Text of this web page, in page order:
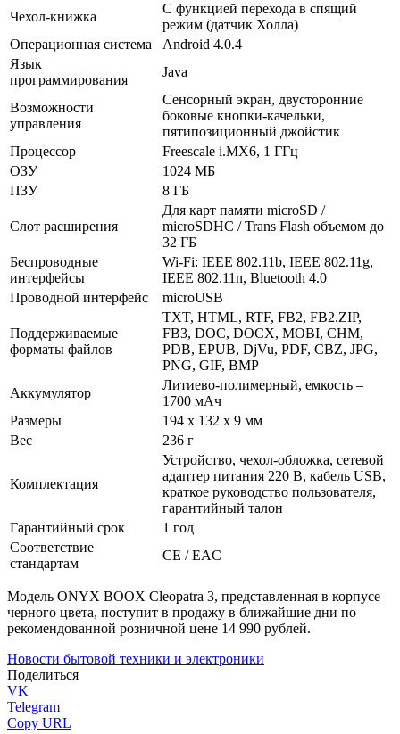
Чехол-книжка
С функцией перехода в спящий
режим (датчик Холла)
Операционная система
Android 4.0.4
Язык
программирования
Java
Возможности
управления
Сенсорный экран, двусторонние
боковые кнопки-качельки,
пятипозиционный джойстик
Процессор
Freescale i.MX6, 1 ГГц
ОЗУ
1024 МБ
ПЗУ
8 ГБ
Слот расширения
Для карт памяти microSD /
microSDHC / Trans Flash объемом до
32 ГБ
Беспроводные
интерфейсы
Wi-Fi: IEEE 802.11b, IEEE 802.11g,
IEEE 802.11n, Bluetooth 4.0
Проводной интерфейс
microUSB
Поддерживаемые
форматы файлов
TXT, HTML, RTF, FB2, FB2.ZIP,
FB3, DOC, DOCX, MOBI, CHM,
PDB, EPUB, DjVu, PDF, CBZ, JPG,
PNG, GIF, BMP
Аккумулятор
Литиево-полимерный, емкость –
1700 мАч
Размеры
194 х 132 х 9 мм
Вес
236 г
Комплектация
Устройство, чехол-обложка, сетевой
адаптер питания 220 В, кабель USB,
краткое руководство пользователя,
гарантийный талон
Гарантийный срок
1 год
Соответствие
стандартам
CE / EAC
Модель ONYX BOOX Cleopatra 3, представленная в корпусе
черного цвета, поступит в продажу в ближайшие дни по
рекомендованной розничной цене 14 990 рублей.
Новости бытовой техники и электроники
Поделиться
VK
Telegram
Copy URL